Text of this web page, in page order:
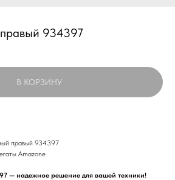
934397
В КОРЗИНУ
правый 934397
Amazone
— надежное решение для вашей техники!